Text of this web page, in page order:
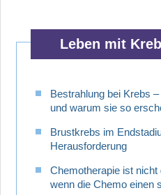
Leben mit
Bestrahlung bei Krebs
und warum sie so
Brustkrebs im
Herausforderung
Chemotherapie ist
wenn die Chemo einen